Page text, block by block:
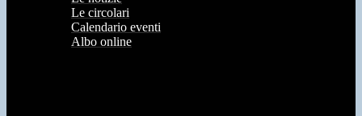
Le circolari
Calendario eventi
Albo online